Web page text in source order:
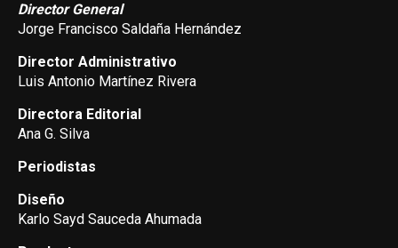
Director General
Jorge Francisco Saldaña Hernández
Director Administrativo
Luis Antonio Martínez Rivera
Directora Editorial
Ana G. Silva
Periodistas
Diseño
Karlo Sayd Sauceda Ahumada